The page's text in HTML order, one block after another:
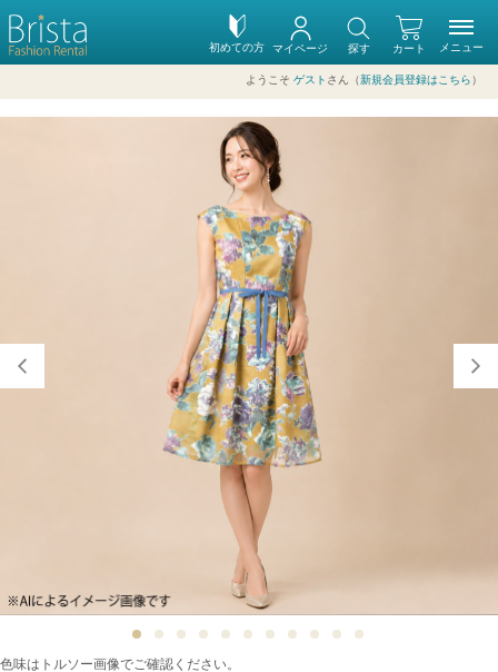
初めての方 カート
マイページ 探す
ようこそ ゲスト さん（新規会員登録はこちら ）
メニュー
色味はトルソー画像でご確認ください。